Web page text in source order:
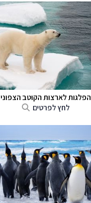
הפלגות לארצות הקוטב הצפוני
לחץ לפרטים